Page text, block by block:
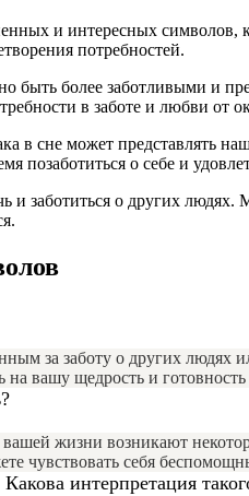
и интересных
потребностей.
быть более заботливыми
в заботе и любви от
сне может представлять
позаботиться о себе и
и заботиться о других
за заботу о других
вашу щедрость и готовность
жизни возникают
чувствовать себя
интерпретация